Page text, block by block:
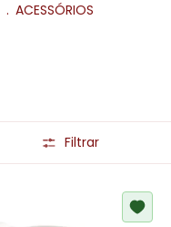
. ACESSÓRIOS
Filtrar